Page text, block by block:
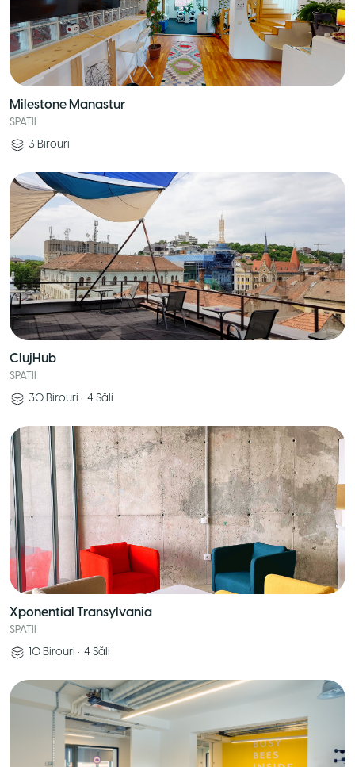
Milestone Manastur
SPATII
3 Birouri
ClujHub
SPATII
30 Birouri • 4 Săli
Xponential Transylvania
SPATII
10 Birouri • 4 Săli